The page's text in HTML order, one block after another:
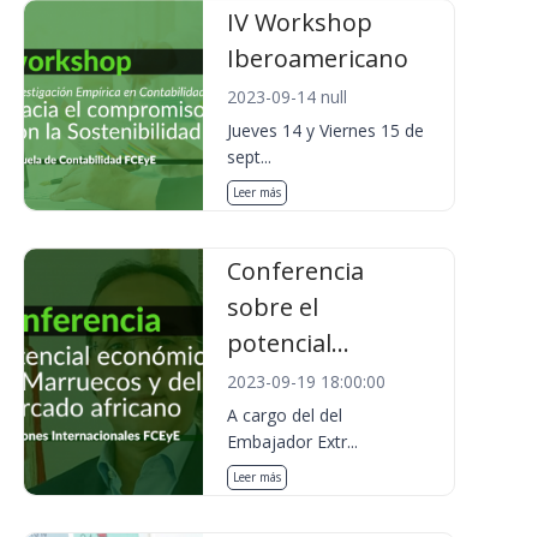
IV Workshop
Iberoamericano
2023-09-14 null
Jueves 14 y Viernes 15 de
sept...
Leer más
Conferencia
sobre el
potencial...
2023-09-19 18:00:00
A cargo del del
Embajador Extr...
Leer más